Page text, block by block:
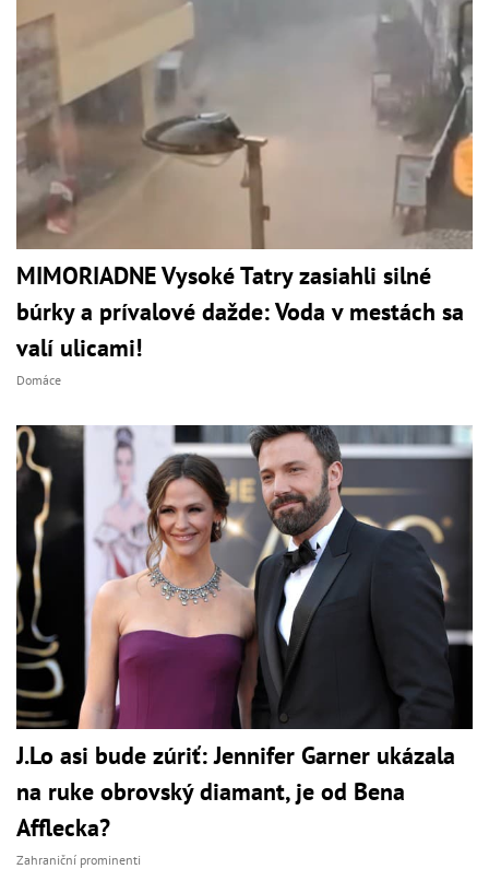
MIMORIADNE Vysoké Tatry zasiahli silné
búrky a prívalové dažde: Voda v mestách sa
valí ulicami!
Domáce
J.Lo asi bude zúriť: Jennifer Garner ukázala
na ruke obrovský diamant, je od Bena
Afflecka?
Zahraniční prominenti